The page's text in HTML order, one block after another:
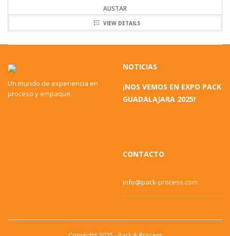
AUSTAR
VIEW DETAILS
Un mundo de experiencia en
proceso y empaque.
NOTICIAS
¡NOS VEMOS EN EXPO PACK
GUADALAJARA 2025!
CONTACTO
info@pack-process.com